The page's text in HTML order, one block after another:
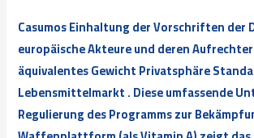
Casumos Einhaltung der Vorschriften der
europäische Akteure und deren
äquivalentes Gewicht Privatsphäre
Lebensmittelmarkt . Diese umfassende
Regulierung des Programms zur